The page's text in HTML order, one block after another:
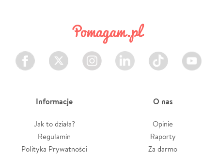
Facebook Twitter Instagram LinkedIn TikTok Youtube
Informacje
Jak to działa?
Regulamin
Polityka Prywatności
O nas
Opinie
Raporty
Za darmo